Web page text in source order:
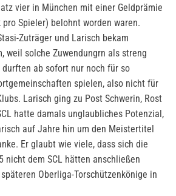
vier in München mit einer Geldprämie
pro Spieler) belohnt worden waren.
Zuträger und Larisch bekam
weil solche Zuwendungrn als streng
ab sofort nur noch für so
spielen, also nicht für
Larisch ging zu Post Schwerin, Rost
hatte damals unglaubliches Potenzial,
auf Jahre hin um den Meistertitel
Er glaubt wie viele, dass sich die
nicht dem SCL hätten anschließen
Oberliga-Torschützenkönige in